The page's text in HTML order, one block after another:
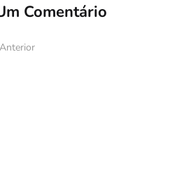
Comentário